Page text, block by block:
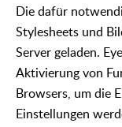
Die dafür
Stylesheets und
Server geladen.
Aktivierung von
Browsers, um die
Einstellungen